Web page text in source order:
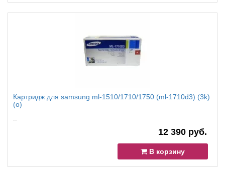
Картридж для samsung ml-1510/1710/1750 (ml-1710d3) (3k)
(o)
..
12 390 руб.
В корзину